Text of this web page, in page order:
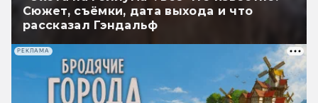
Сюжет, съёмки, дата выхода и что
рассказал Гэндальф
РЕКЛАМА